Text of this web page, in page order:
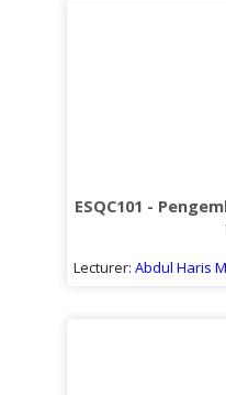
ESQC101 -
Lecturer: Abdul Haris